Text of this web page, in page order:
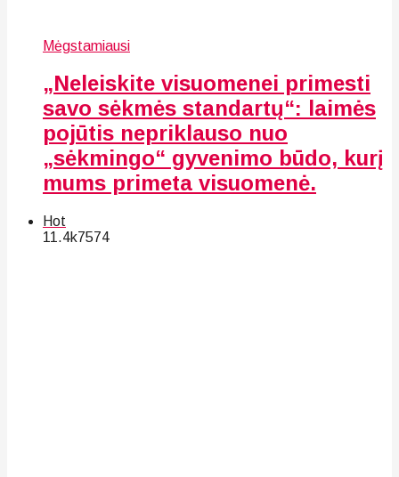
Mėgstamiausi
„Neleiskite visuomenei primesti
savo sėkmės standartų“: laimės
pojūtis nepriklauso nuo
„sėkmingo“ gyvenimo būdo, kurį
mums primeta visuomenė.
Hot
11.4k7574